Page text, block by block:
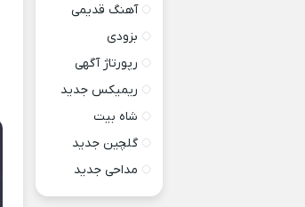
آهنگ قدیمی
بزودی
رپورتاژ آگهی
ریمیکس جدید
شاه بیت
گلچین جدید
مداحی جدید